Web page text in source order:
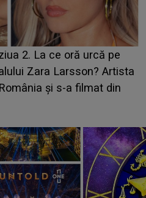
din "Casa Iubirii" l-a
CINE ESTE
Aflându-se în fața
IMEDIAT: "Am